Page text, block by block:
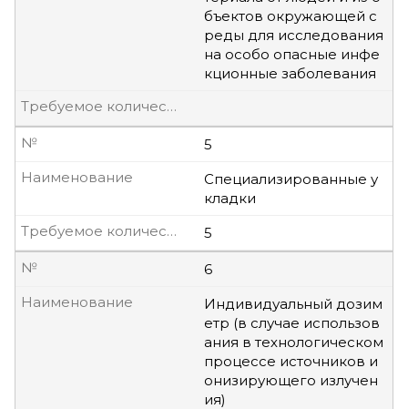
бъектов окружающей с
реды для исследования
на особо опасные инфе
кционные заболевания
Требуемое количество, шт
5
№
Специализированные у
кладки
Наименование
5
Требуемое количество, шт
6
№
Индивидуальный дозим
етр (в случае использов
ания в технологическом
процессе источников и
онизирующего излучен
ия)
Наименование